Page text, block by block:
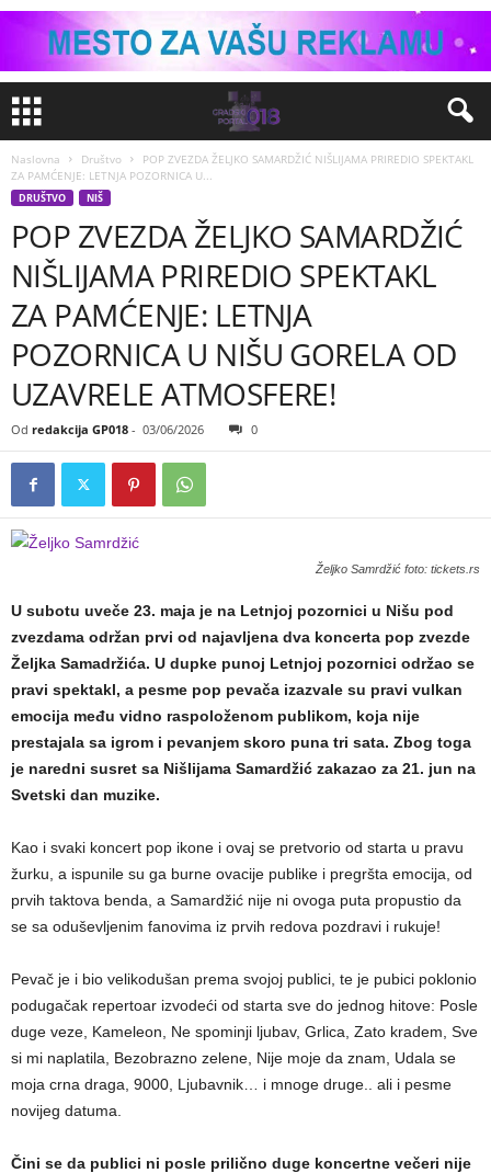
Naslovna Društvo
POP ZVEZDA ŽELJKO SAMARDŽIĆ NIŠLIJAMA PRIREDIO SPEKTAKL
ZA PAMĆENJE: LETNJA POZORNICA U...
DRUŠTVO NIŠ
POP ZVEZDA ŽELJKO SAMARDŽIĆ
NIŠLIJAMA PRIREDIO SPEKTAKL
ZA PAMĆENJE: LETNJA
POZORNICA U NIŠU GORELA OD
UZAVRELE ATMOSFERE!
Od redakcija GP018 - 03/06/2026 0
Željko Samrdžić foto: tickets.rs
U subotu uveče 23. maja je na Letnjoj pozornici u Nišu pod
zvezdama održan prvi od najavljena dva koncerta pop zvezde
Željka Samadržića. U dupke punoj Letnjoj pozornici održao se
pravi spektakl, a pesme pop pevača izazvale su pravi vulkan
emocija među vidno raspoloženom publikom, koja nije
prestajala sa igrom i pevanjem skoro puna tri sata. Zbog toga
je naredni susret sa Nišlijama Samardžić zakazao za 21. jun na
Svetski dan muzike.
Kao i svaki koncert pop ikone i ovaj se pretvorio od starta u pravu
žurku, a ispunile su ga burne ovacije publike i pregršta emocija, od
prvih taktova benda, a Samardžić nije ni ovoga puta propustio da
se sa oduševljenim fanovima iz prvih redova pozdravi i rukuje!
Pevač je i bio velikodušan prema svojoj publici, te je pubici poklonio
podugačak repertoar izvodeći od starta sve do jednog hitove: Posle
duge veze, Kameleon, Ne spominji ljubav, Grlica, Zato kradem, Sve
si mi naplatila, Bezobrazno zelene, Nije moje da znam, Udala se
moja crna draga, 9000, Ljubavnik… i mnoge druge.. ali i pesme
novijeg datuma.
Čini se da publici ni posle prilično duge koncertne večeri nije